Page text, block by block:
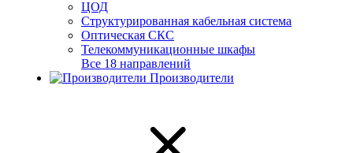
ЦОД
Структурированная кабельная система
Оптическая СКС
Телекоммуникационные шкафы
Все 18 направлений
Производители